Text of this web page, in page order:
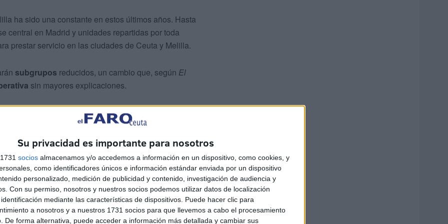
Su privacidad es importante para nosotros
socios almacenamos y/o accedemos a información en un dispositivo, como cookies, y
como identificadores únicos e información estándar enviada por un dispositivo
personalizado, medición de publicidad y contenido, investigación de audiencia y
Con su permiso, nosotros y nuestros socios podemos utilizar datos de localización
mediante las características de dispositivos. Puede hacer clic para
a nosotros y a nuestros 1731 socios para que llevemos a cabo el procesamiento
De forma alternativa, puede acceder a información más detallada y cambiar sus
ha sido una constante en estos últimos años. Hasta
central en Madrid y unidades repartidas por toda
prestar servicio en las ciudades de Ceuta y Melilla.
subgrupos reducidos, un cambio que, según El
sin mayores explicaciones.
indicar que “la organización y el despliegue de las
que responden a las necesidades de cada
cuenta con "el máximo histórico de efectivos